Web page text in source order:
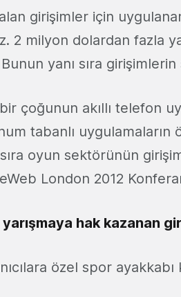
girişimler için
2 milyon dolardan fazla
Bunun yanı sıra
çoğunun akıllı telefon
tabanlı
oyun sektörünün
London 2012
yarışmaya hak kazanan
özel spor